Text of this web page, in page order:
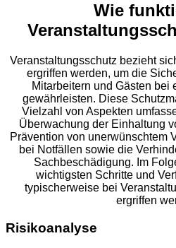
Wie
Veranstaltungsschutz bezieht
ergriffen werden, um die
Mitarbeitern und Gästen bei
gewährleisten. Diese
Vielzahl von Aspekten
Überwachung der Einhaltung
Prävention von unerwünschtem
bei Notfällen sowie die
Sachbeschädigung. Im
wichtigsten Schritte und
typischerweise bei
ergriffen
Risikoanalyse